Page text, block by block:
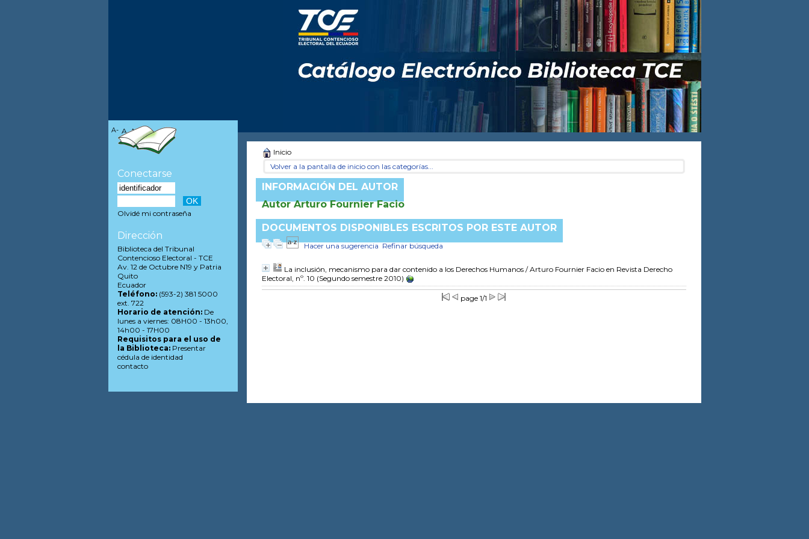
Inicio
Volver a la pantalla de inicio con las categorías...
INFORMACIÓN DEL AUTOR
Autor Arturo Fournier Facio
DOCUMENTOS DISPONIBLES ESCRITOS POR ESTE AUTOR
Hacer una sugerencia Refinar búsqueda
La inclusión, mecanismo para dar contenido a los Derechos Humanos/ Arturo Fournier Facio en Revista Derecho
Electoral, nº. 10 (Segundo semestre 2010)
page 1/1
A- A A+
Conectarse
Olvidé mi contraseña
Dirección
Biblioteca del Tribunal
Contencioso Electoral - TCE
Av. 12 de Octubre N19 y Patria
Quito
Ecuador
Teléfono:(593-2) 381 5000
ext. 722
Horario de atención:De
lunes a viernes: 08H00 - 13h00,
14h00 - 17H00
Requisitos para el uso de
la Biblioteca:Presentar
cédula de identidad
contacto